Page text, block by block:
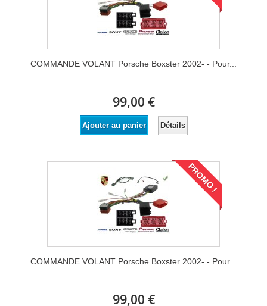
COMMANDE VOLANT Porsche Boxster 2002- - Pour...
99,00 €
Ajouter au panier Détails
PROMO !
COMMANDE VOLANT Porsche Boxster 2002- - Pour...
99,00 €